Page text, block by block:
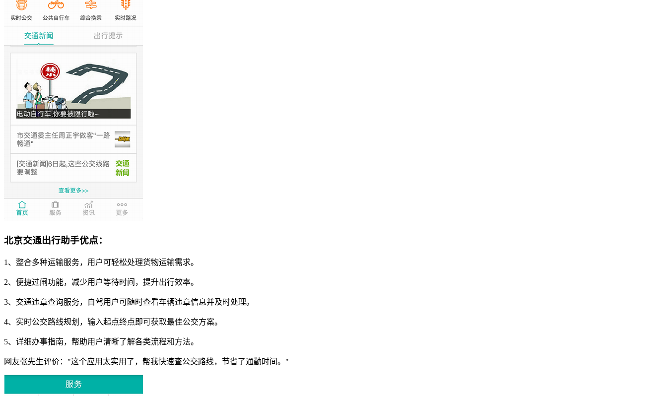
北京交通出行助手优点：
1、整合多种运输服务，用户可轻松处理货物运输需求。
2、便捷过闸功能，减少用户等待时间，提升出行效率。
3、交通违章查询服务，自驾用户可随时查看车辆违章信息并及时处理。
4、实时公交路线规划，输入起点终点即可获取最佳公交方案。
5、详细办事指南，帮助用户清晰了解各类流程和方法。
网友张先生评价："这个应用太实用了，帮我快速查公交路线，节省了通勤时间。"